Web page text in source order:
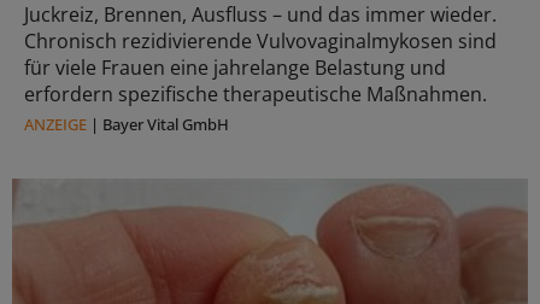
Juckreiz, Brennen, Ausfluss – und das immer wieder.
Chronisch rezidivierende Vulvovaginalmykosen sind
für viele Frauen eine jahrelange Belastung und
erfordern spezifische therapeutische Maßnahmen.
ANZEIGE | Bayer Vital GmbH